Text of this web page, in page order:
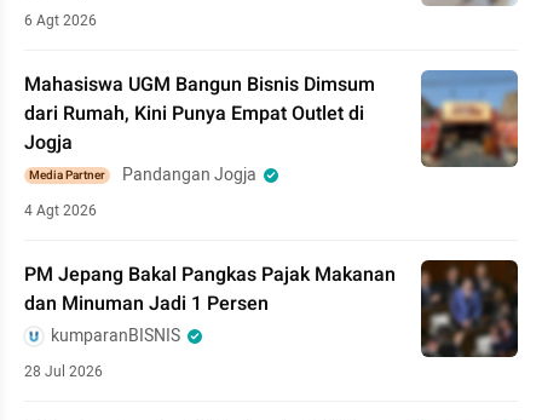
6 Agt 2026
Mahasiswa UGM Bangun Bisnis Dimsum
dari Rumah, Kini Punya Empat Outlet di
Jogja
Media Partner Pandangan Jogja
4 Agt 2026
PM Jepang Bakal Pangkas Pajak Makanan
dan Minuman Jadi 1 Persen
kumparanBISNIS
28 Jul 2026